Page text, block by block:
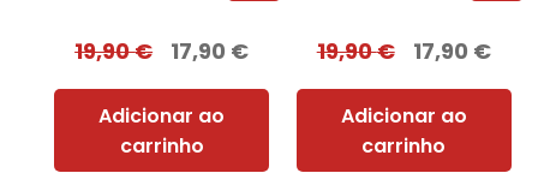
19,90€ 17,90 €
Adicionar ao
carrinho
19,90€ 17,90 €
Adicionar ao
carrinho